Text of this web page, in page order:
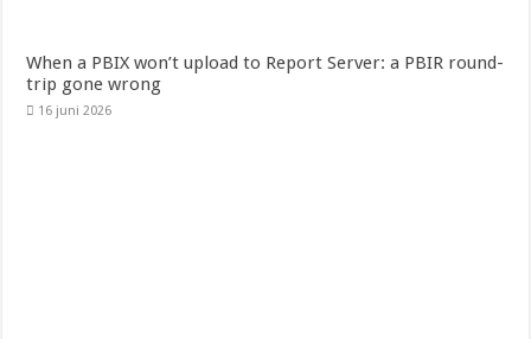
When a PBIX won’t upload to Report Server: a PBIR round-
trip gone wrong
16 juni 2026